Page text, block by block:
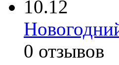
10.12
0 отзывов